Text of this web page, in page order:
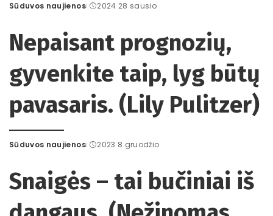
Posted
Sūduvos naujienos 2024 28 sausio
Nepaisant prognozių,
gyvenkite taip, lyg būtų
pavasaris. (Lily Pulitzer)
Posted
Sūduvos naujienos 2023 8 gruodžio
Snaigės – tai bučiniai iš